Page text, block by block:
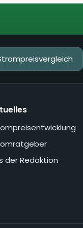
der Redaktion